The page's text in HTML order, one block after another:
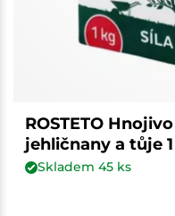
ROSTETO
jehličnany a tůje
Skladem 45ks